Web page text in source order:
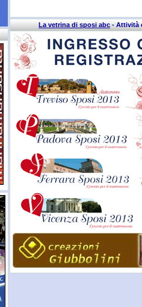
La vetrina di sposi abc- Attività